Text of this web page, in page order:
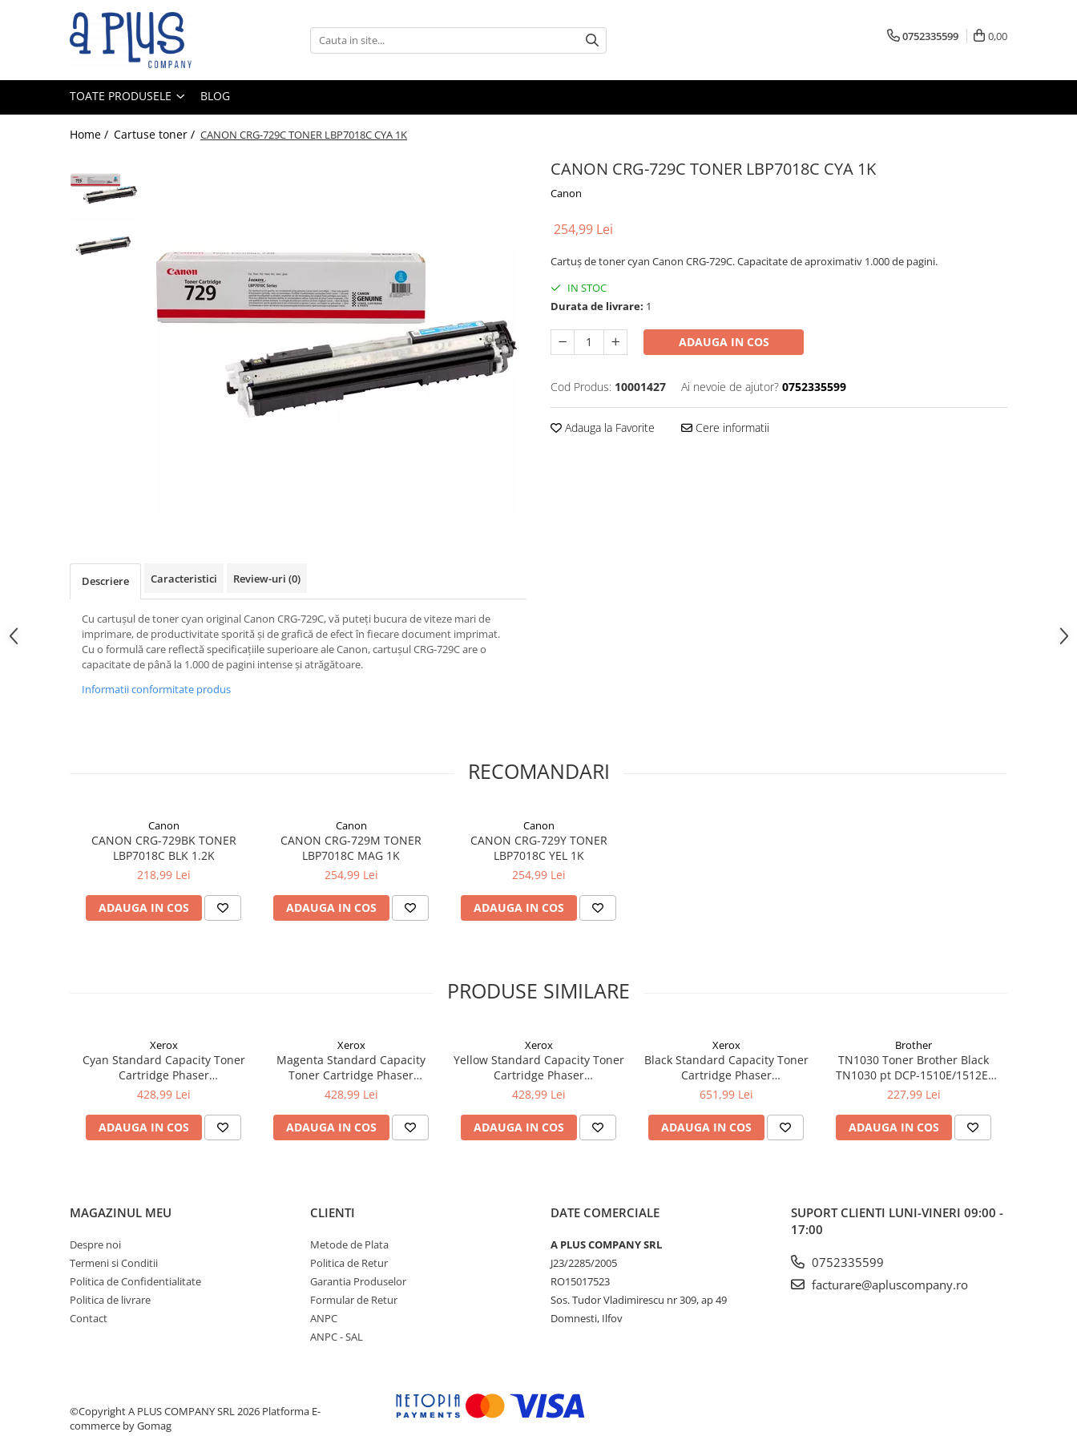
Toate Produsele
Cartuse toner
Unitate cilindru (Drum unit)
0752335599 0,00
TOATE PRODUSELE BLOG
Home / Cartuse toner / CANON CRG-729C TONER LBP7018C CYA 1K
CANON CRG-729C TONER LBP7018C CYA 1K
Canon
254,99 Lei
Cartuș de toner cyan Canon CRG-729C. Capacitate de aproximativ 1.000 de pagini.
IN STOC
Durata de livrare: 1
ADAUGA IN COS
Cod Produs: 10001427 Ai nevoie de ajutor? 0752335599
Adauga la Favorite Cere informatii
Descriere Caracteristici Review-uri (0)
Cu cartușul de toner cyan original Canon CRG-729C, vă puteți bucura de viteze mari de
imprimare, de productivitate sporită și de grafică de efect în fiecare document imprimat.
Cu o formulă care reflectă specificațiile superioare ale Canon, cartușul CRG-729C are o
capacitate de până la 1.000 de pagini intense și atrăgătoare.
Informatii conformitate produs
RECOMANDARI
Canon
CANON CRG-729BK TONER
LBP7018C BLK 1.2K
218,99 Lei
ADAUGA IN COS
Canon
CANON CRG-729M TONER
LBP7018C MAG 1K
254,99 Lei
ADAUGA IN COS
Canon
CANON CRG-729Y TONER
LBP7018C YEL 1K
254,99 Lei
ADAUGA IN COS
PRODUSE SIMILARE
Xerox
Cyan Standard Capacity Toner
Cartridge Phaser
6510/WorkCentre 6515
428,99 Lei
ADAUGA IN COS
Xerox
Magenta Standard Capacity
Toner Cartridge Phaser
6510/WorkCentre 6515
428,99 Lei
ADAUGA IN COS
Xerox
Yellow Standard Capacity Toner
Cartridge Phaser
6510/WorkCentre 6515
428,99 Lei
ADAUGA IN COS
Xerox
Black Standard Capacity Toner
Cartridge Phaser
6510/WorkCentre 6515
651,99 Lei
ADAUGA IN COS
Brother
TN1030 Toner Brother Black
TN1030 pt DCP-1510E/1512E,
HL-1110E/1112E ,1K
227,99 Lei
ADAUGA IN COS
MAGAZINUL MEU
Despre noi
Termeni si Conditii
Politica de Confidentialitate
Politica de livrare
Contact
CLIENTI
Metode de Plata
Politica de Retur
Garantia Produselor
Formular de Retur
ANPC
ANPC - SAL
DATE COMERCIALE
A PLUS COMPANY SRL
J23/2285/2005
RO15017523
Sos. Tudor Vladimirescu nr 309, ap 49
Domnesti, Ilfov
SUPORT CLIENTI LUNI-VINERI 09:00 -
17:00
0752335599
facturare@apluscompany.ro
©Copyright A PLUS COMPANY SRL 2026 Platforma E-
commerce by Gomag